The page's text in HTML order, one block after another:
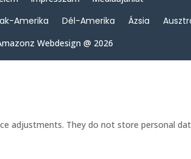
Amerika Dél-Amerika Ázsia
Webdesign @ 2026
adjustments. They do not store personal